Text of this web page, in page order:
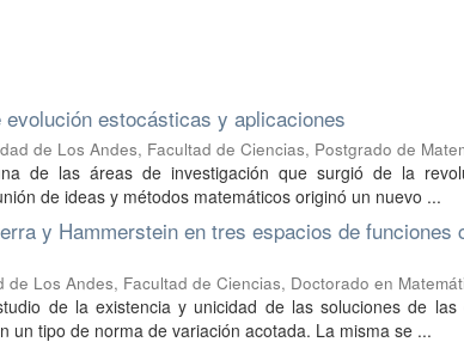
estocásticas y aplicaciones
de Los Andes, Facultad de Ciencias, Postgrado de
de las áreas de investigación que surgió de la
de ideas y métodos matemáticos originó un nuevo ...
y Hammerstein en tres espacios de funciones
de Los Andes, Facultad de Ciencias, Doctorado en
de la existencia y unicidad de las soluciones de las
un tipo de norma de variación acotada. La misma se ...